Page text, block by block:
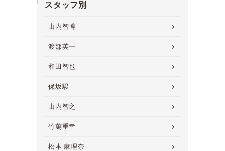
スタッフ別
山内智博
渡部英一
和田智也
保坂駿
山内智之
竹萬重幸
松本 麻理奈